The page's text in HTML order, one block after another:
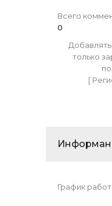
Всего
0
только
[
График